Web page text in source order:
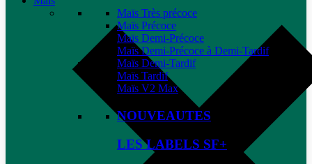
Maïs Très précoce
Maïs Précoce
Maïs Demi-Précoce
Maïs Demi-Précoce à Demi-Tardif
Maïs Demi-Tardif
Maïs Tardif
Maïs V2 Max
NOUVEAUTES
LES LABELS SF+